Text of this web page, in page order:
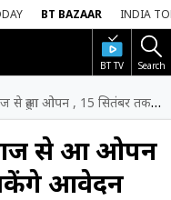
BT BAZAAR INDIA
BT TV Search
ओपन , 15 सितंबर तक कर सकेंगे आवेदन
से हुआ ओपन
आवेदन